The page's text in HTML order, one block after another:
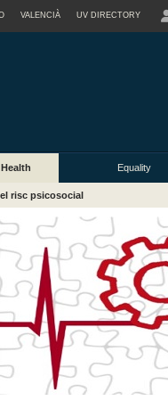
VALENCIÀ UV DIRECTORY
Equality
risc psicosocial